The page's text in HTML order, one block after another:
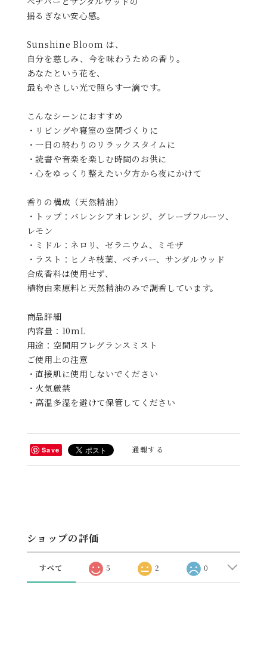
揺るぎない安心感。
Sunshine Bloom は、
自分を慈しみ、今を味わうための香り。
あなたという花を、
最もやさしい光で照らす一滴です。
こんなシーンにおすすめ
・リビングや寝室の空間づくりに
・一日の終わりのリラックスタイムに
・読書や音楽を楽しむ時間のお供に
・心をゆっくり整えたい夕方から夜にかけて
香りの構成（天然精油）
・トップ：バレンシアオレンジ、グレープフルーツ、
レモン
・ミドル：ネロリ、ゼラニウム、ミモザ
・ラスト：ヒノキ枝葉、ベチバー、サンダルウッド
合成香料は使用せず、
植物由来原料と天然精油のみで調香しています。
商品詳細
内容量：10mL
用途：空間用フレグランスミスト
ご使用上の注意
・直接肌に使用しないでください
・火気厳禁
・高温多湿を避けて保管してください
Save 通報する
ショップの評価
すべて 5 2 0